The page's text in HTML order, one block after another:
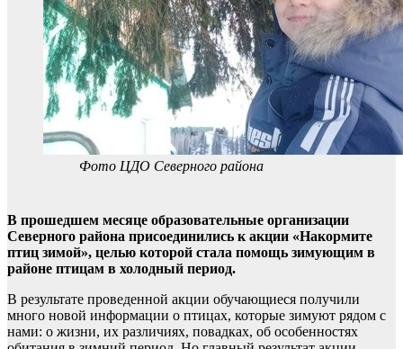
Фото ЦДО Северного района
В прошедшем месяце образовательные организации
Северного района присоединились к акции «Накормите
птиц зимой», целью которой стала помощь зимующим в
районе птицам в холодный период.
В результате проведенной акции обучающиеся получили
много новой информации о птицах, которые зимуют рядом с
нами: о жизни, их различиях, повадках, об особенностях